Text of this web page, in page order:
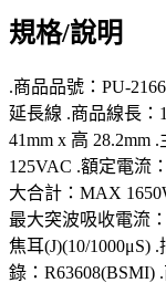
規格/說明
.商品品號：PU-
延長線 .商品線長：
41mm x 高 28.2mm
125VAC .額定電流
大合計：MAX
最大突波吸收電流
焦耳(J)(10/
錄：R63608(BSMI)